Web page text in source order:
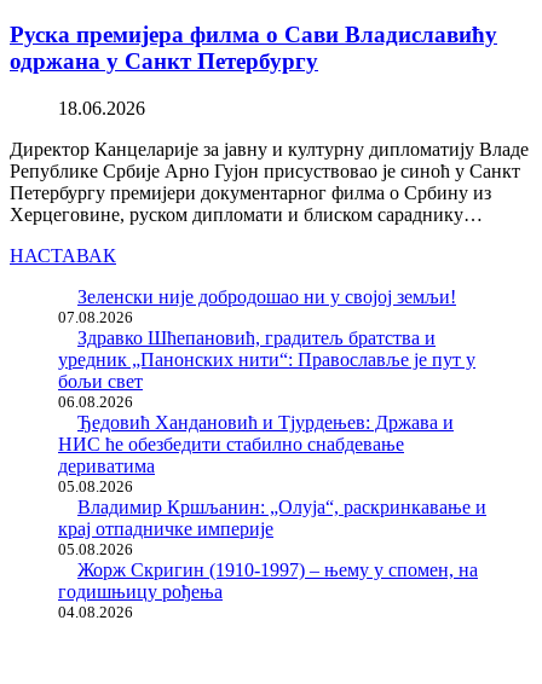
Руска премијера филма о Сави Владиславићу
одржана у Санкт Петербургу
18.06.2026
Директор Канцеларије за јавну и културну дипломатију Владе
Републике Србије Арно Гујон присуствовао је синоћ у Санкт
Петербургу премијери документарног филма о Србину из
Херцеговине, руском дипломати и блиском сараднику…
НАСТАВАК
Зеленски није добродошао ни у својој земљи!
07.08.2026
Здравко Шћепановић, градитељ братства и
уредник „Панонских нити“: Православље је пут у
бољи свет
06.08.2026
Ђедовић Хандановић и Тјурдењев: Држава и
НИС ће обезбедити стабилно снабдевање
дериватима
05.08.2026
Владимир Кршљанин: „Олуја“, раскринкавање и
крај отпадничке империје
05.08.2026
Жорж Скригин (1910-1997) – њему у спомен, на
годишњицу рођења
04.08.2026